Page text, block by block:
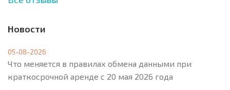
Новости
05-08-2026
Что меняется в правилах обмена данными при
краткосрочной аренде с 20 мая 2026 года